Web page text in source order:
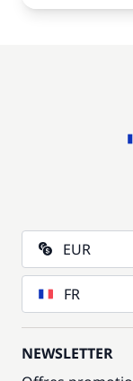
EUR
FR
NEWSLETTER